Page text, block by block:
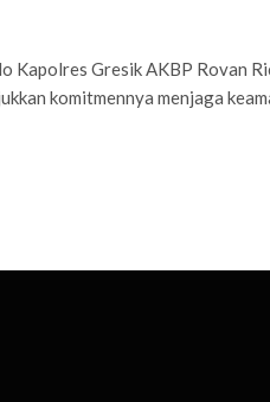
Kapolres Gresik AKBP Rovan
komitmennya menjaga